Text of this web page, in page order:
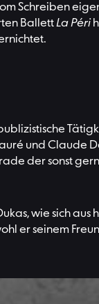
Schreiben
BallettLa Péri
und Claude
der sonst
wie sich
er seinem